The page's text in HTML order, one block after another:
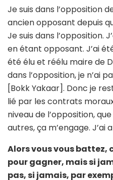
Je suis dans l’opposition
ancien opposant depuis
Je suis dans l’opposition.
en étant opposant. J’ai
été élu et réélu maire de
dans l’opposition, je n’ai
[Bokk Yakaar]. Donc je
lié par les contrats
niveau de l’opposition,
autres, ça m’engage. J’ai
Alors vous vous battez,
pour gagner, mais si
pas, si jamais, par